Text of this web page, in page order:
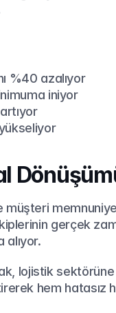
%40 azalıyor
iniyor
müşteri
gerçek
alıyor.
lojistik
hem